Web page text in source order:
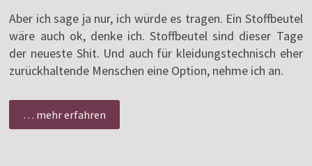
Aber ich sage ja nur, ich würde es tragen. Ein Stoffbeutel
wäre auch ok, denke ich. Stoffbeutel sind dieser Tage
der neueste Shit. Und auch für kleidungstechnisch eher
zurückhaltende Menschen eine Option, nehme ich an.
… mehr erfahren